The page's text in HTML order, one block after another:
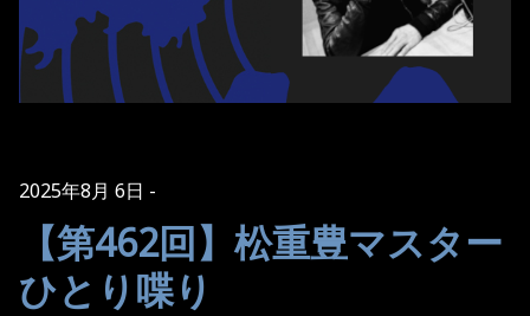
2025年8月 6日
【第462回】松重豊マスター
ひとり喋り